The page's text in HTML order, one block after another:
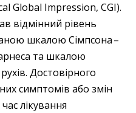
Global Impression, CGI).
відмінний рівень
шкалою Сімпсона –
та шкалою
­Достовірного
симптомів або змін
лікування